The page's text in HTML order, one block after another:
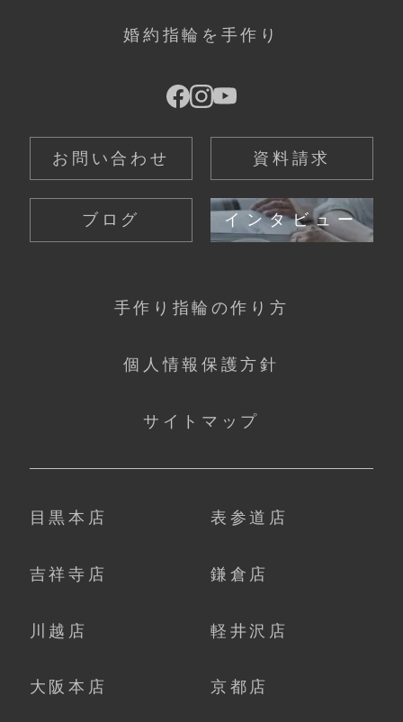
婚約指輪を手作り
お問い合わせ 資料請求
ブログ インタビュー
手作り指輪の作り方
個人情報保護方針
サイトマップ
目黒本店 表参道店
吉祥寺店 鎌倉店
川越店 軽井沢店
大阪本店 京都店